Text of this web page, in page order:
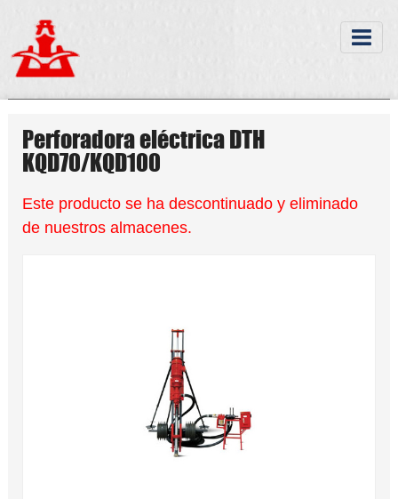
Perforadora eléctrica DTH
KQD70/KQD100
Este producto se ha descontinuado y eliminado
de nuestros almacenes.